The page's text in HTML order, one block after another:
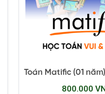
Toán Matific (01 năm)
800.000